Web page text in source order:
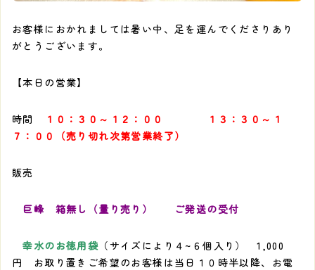
お客様におかれましては暑い中、足を運んでくださりあり
がとうございます。
【本日の営業】
時間 １０：３０～１２：００
１３：３０～１
７：００（売り切れ次第営業終了）
販売
巨峰 箱無し（量り売り） ご発送の受付
幸水のお徳用袋 （サイズにより４~６個入り） 1,000
円 お取り置きご希望のお客様は当日１０時半以降、お電